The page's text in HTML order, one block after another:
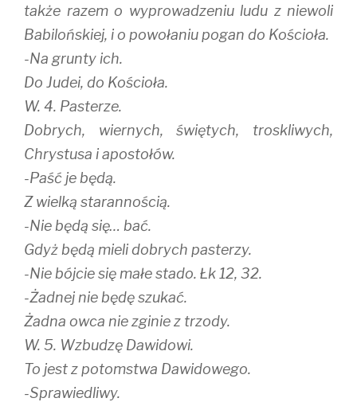
także razem o wyprowadzeniu ludu z niewoli
Babilońskiej, i o powołaniu pogan do Kościoła.
-Na grunty ich.
Do Judei, do Kościoła.
W. 4. Pasterze.
Dobrych, wiernych, świętych, troskliwych,
Chrystusa i apostołów.
-Paść je będą.
Z wielką starannością.
-Nie będą się… bać.
Gdyż będą mieli dobrych pasterzy.
-Nie bójcie się małe stado. Łk 12, 32.
-Żadnej nie będę szukać.
Żadna owca nie zginie z trzody.
W. 5. Wzbudzę Dawidowi.
To jest z potomstwa Dawidowego.
-Sprawiedliwy.